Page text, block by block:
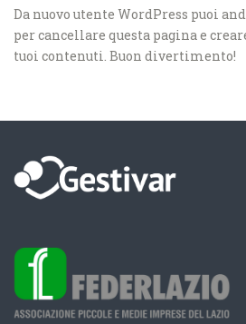
Da nuovo utente WordPress puoi
per cancellare questa pagina e
tuoi contenuti. Buon divertimento!